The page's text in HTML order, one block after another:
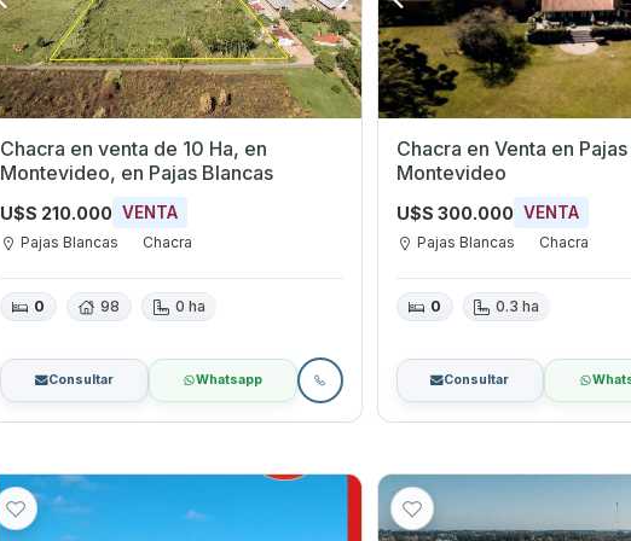
Chacra en venta de 10 Ha, en
Montevideo, en Pajas Blancas
U$S 210.000 VENTA
Pajas Blancas Chacra
0 98 0 ha
Consultar Whatsapp
Chacra en Venta en Pajas Blancas,
Montevideo
U$S 300.000 VENTA
Pajas Blancas Chacra
0 0.3 ha
Consultar